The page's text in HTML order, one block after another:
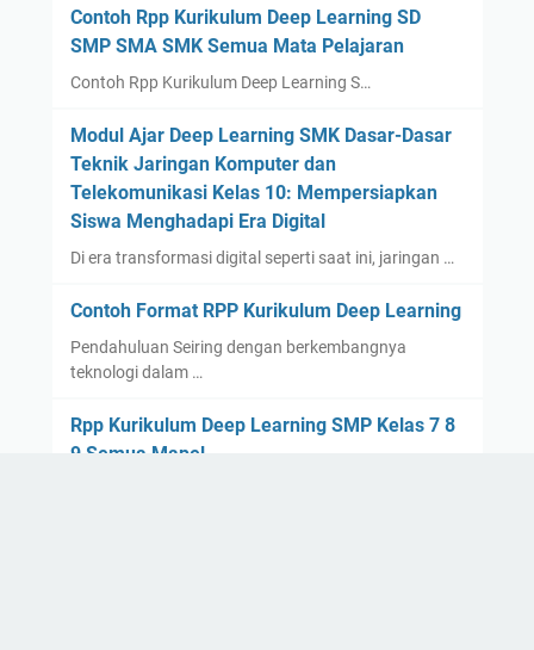
Contoh Rpp Kurikulum Deep Learning SD
SMP SMA SMK Semua Mata Pelajaran
Contoh Rpp Kurikulum Deep Learning S…
Modul Ajar Deep Learning SMK Dasar-Dasar
Teknik Jaringan Komputer dan
Telekomunikasi Kelas 10: Mempersiapkan
Siswa Menghadapi Era Digital
Di era transformasi digital seperti saat ini, jaringan …
Contoh Format RPP Kurikulum Deep Learning
Pendahuluan Seiring dengan berkembangnya
teknologi dalam …
Rpp Kurikulum Deep Learning SMP Kelas 7 8
9 Semua Mapel